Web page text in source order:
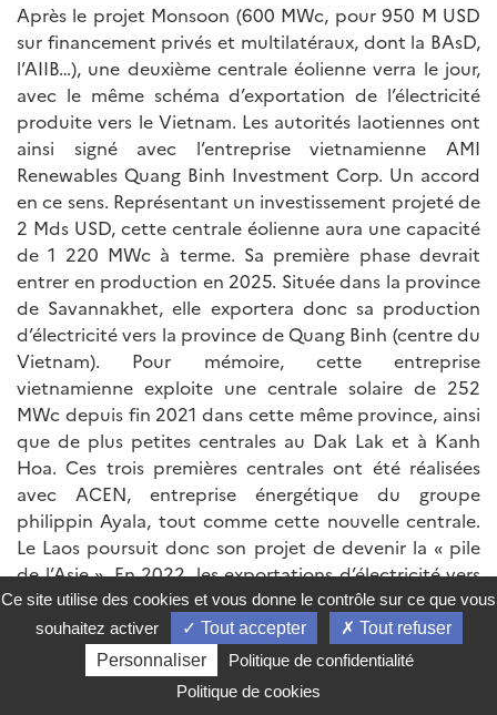
Après le projet Monsoon (600 MWc, pour 950 M USD
sur financement privés et multilatéraux, dont la BAsD,
l’AIIB…), une deuxième centrale éolienne verra le jour,
avec le même schéma d’exportation de l’électricité
produite vers le Vietnam. Les autorités laotiennes ont
ainsi signé avec l’entreprise vietnamienne AMI
Renewables Quang Binh Investment Corp. Un accord
en ce sens. Représentant un investissement projeté de
2 Mds USD, cette centrale éolienne aura une capacité
de 1 220 MWc à terme. Sa première phase devrait
entrer en production en 2025. Située dans la province
de Savannakhet, elle exportera donc sa production
d’électricité vers la province de Quang Binh (centre du
Vietnam). Pour mémoire, cette entreprise
vietnamienne exploite une centrale solaire de 252
MWc depuis fin 2021 dans cette même province, ainsi
que de plus petites centrales au Dak Lak et à Kanh
Hoa. Ces trois premières centrales ont été réalisées
avec ACEN, entreprise énergétique du groupe
philippin Ayala, tout comme cette nouvelle centrale.
Le Laos poursuit donc son projet de devenir la « pile
de l’Asie ». En 2022, les exportations d’électricité vers
les pays voisins ont représenté 2,4 Mds USD, soit 29%
du total des exportations laotiennes.
Un marché régional de l’électricité tourné vers la
Ce site utilise des cookies et vous donne le contrôle sur ce que vous
souhaitez activer
Tout accepter
Tout refuser
Personnaliser
Politique de confidentialité
Politique de cookies